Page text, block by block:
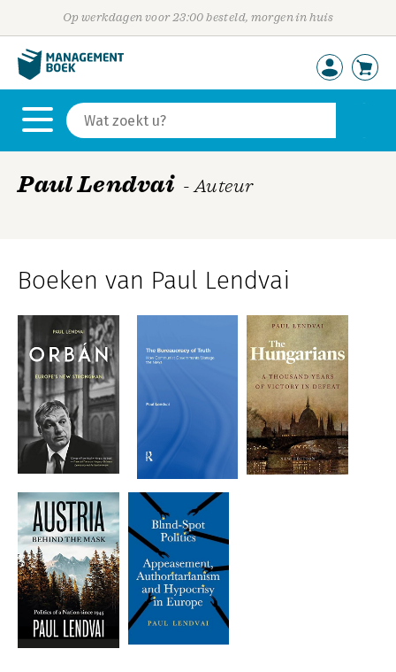
Op werkdagen voor 23:00 besteld, morgen in huis
Paul Lendvai - Auteur
Boeken van Paul Lendvai